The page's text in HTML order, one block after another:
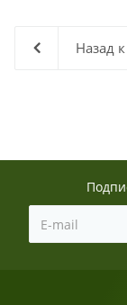
Назад